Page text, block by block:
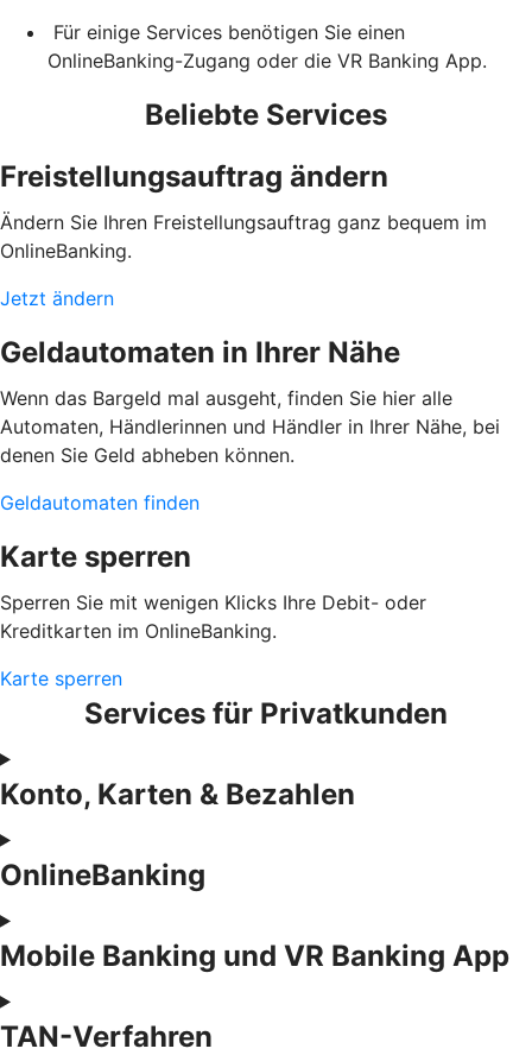
Für einige Services benötigen Sie einen
OnlineBanking-Zugang oder die VR Banking App.
Beliebte Services
Freistellungsauftrag ändern
Ändern Sie Ihren Freistellungsauftrag ganz bequem im
OnlineBanking.
Jetzt ändern
Geldautomaten in Ihrer Nähe
Wenn das Bargeld mal ausgeht, finden Sie hier alle
Automaten, Händlerinnen und Händler in Ihrer Nähe, bei
denen Sie Geld abheben können.
Geldautomaten finden
Karte sperren
Sperren Sie mit wenigen Klicks Ihre Debit- oder
Kreditkarten im OnlineBanking.
Karte sperren
Services für Privatkunden
Konto, Karten & Bezahlen
OnlineBanking
Mobile Banking und VR Banking App
TAN-Verfahren